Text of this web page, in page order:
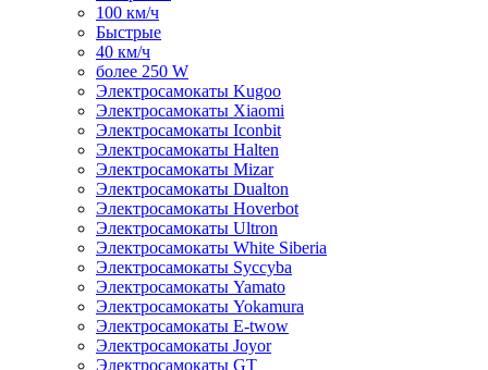
100 км/ч
Быстрые
40 км/ч
более 250 W
Электросамокаты Kugoo
Электросамокаты Xiaomi
Электросамокаты Iconbit
Электросамокаты Halten
Электросамокаты Mizar
Электросамокаты Dualton
Электросамокаты Hoverbot
Электросамокаты Ultron
Электросамокаты White Siberia
Электросамокаты Syccyba
Электросамокаты Yamato
Электросамокаты Yokamura
Электросамокаты E-twow
Электросамокаты Joyor
Электросамокаты GT